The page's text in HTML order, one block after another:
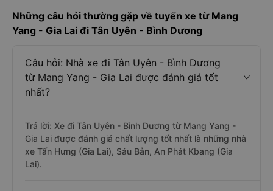
Những câu hỏi thường gặp về tuyến xe từ Mang
Yang - Gia Lai đi Tân Uyên - Bình Dương
Câu hỏi: Nhà xe đi Tân Uyên - Bình Dương
từ Mang Yang - Gia Lai được đánh giá tốt
nhất?
Trả lời: Xe đi Tân Uyên - Bình Dương từ Mang Yang -
Gia Lai được đánh giá chất lượng tốt nhất là những nhà
xe Tấn Hưng (Gia Lai), Sáu Bản, An Phát Kbang (Gia
Lai).